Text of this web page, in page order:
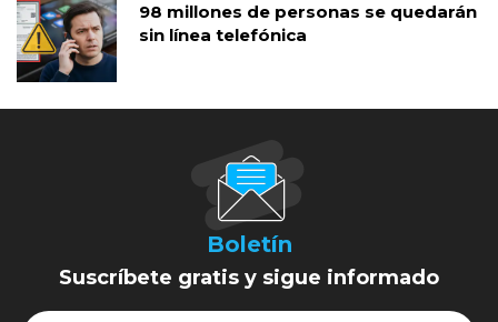
98 millones de personas se quedarán
sin línea telefónica
Boletín
Suscríbete gratis y sigue informado